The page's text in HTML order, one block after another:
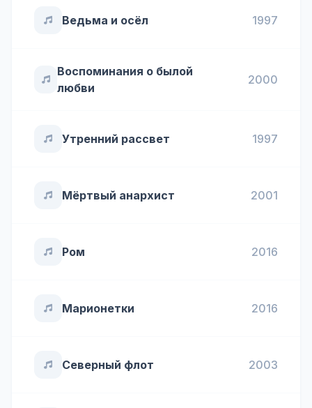
Ведьма и осёл 1997
Воспоминания о былой
любви
2000
Утренний рассвет 1997
Мёртвый анархист 2001
Ром 2016
Марионетки 2016
Северный флот 2003